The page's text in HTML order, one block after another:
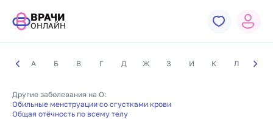
ВРАЧИ
ОНЛАЙН
А Б В Г Д Ж З И К Л М
Другие заболевания на О:
Обильные менструации со сгустками крови
Общая отёчность по всему телу